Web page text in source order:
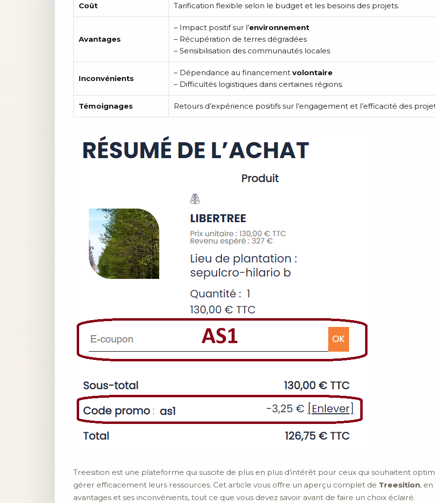
Coût Tarification flexible selon le budget et les besoins des projets.
Avantages
– Impact positif sur l’environnement
– Récupération de terres dégradées
– Sensibilisation des communautés locales
Inconvénients
– Dépendance au financement volontaire
– Difficultés logistiques dans certaines régions.
Témoignages Retours d’expérience positifs sur l’engagement et l’efficacité des
Treesition est une plateforme qui suscite de plus en plus d’intérêt pour ceux qui souhaitent
gérer efficacement leurs ressources. Cet article vous offre un aperçu complet de Treesition,
avantages et ses inconvénients, tout ce que vous devez savoir avant de faire un choix éclairé.